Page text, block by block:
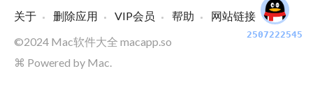
关于 删除应用 VIP会员 帮助
网站链接
©2024 Mac软件大全 macapp.so
⌘ Powered by Mac.
2507222545